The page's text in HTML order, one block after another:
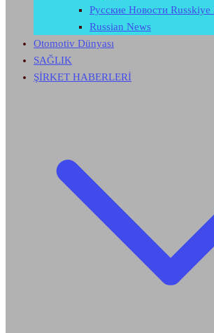
Русские Новости Russkiye
Russian News
Otomotiv Dünyası
SAĞLIK
ŞİRKET HABERLERİ